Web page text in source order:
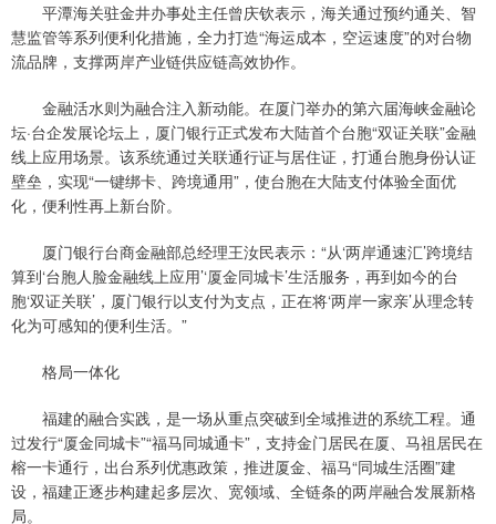
平潭海关驻金井办事处主任曾庆钦表示，海关通过预约通关、智
慧监管等系列便利化措施，全力打造“海运成本，空运速度”的对台物
流品牌，支撑两岸产业链供应链高效协作。
金融活水则为融合注入新动能。在厦门举办的第六届海峡金融论
坛·台企发展论坛上，厦门银行正式发布大陆首个台胞“双证关联”金融
线上应用场景。该系统通过关联通行证与居住证，打通台胞身份认证
壁垒，实现“一键绑卡、跨境通用”，使台胞在大陆支付体验全面优
化，便利性再上新台阶。
厦门银行台商金融部总经理王汝民表示：“从‘两岸通速汇’跨境结
算到‘台胞人脸金融线上应用’‘厦金同城卡’生活服务，再到如今的台
胞‘双证关联’，厦门银行以支付为支点，正在将‘两岸一家亲’从理念转
化为可感知的便利生活。”
格局一体化
福建的融合实践，是一场从重点突破到全域推进的系统工程。通
过发行“厦金同城卡”“福马同城通卡”，支持金门居民在厦、马祖居民在
榕一卡通行，出台系列优惠政策，推进厦金、福马“同城生活圈”建
设，福建正逐步构建起多层次、宽领域、全链条的两岸融合发展新格
局。